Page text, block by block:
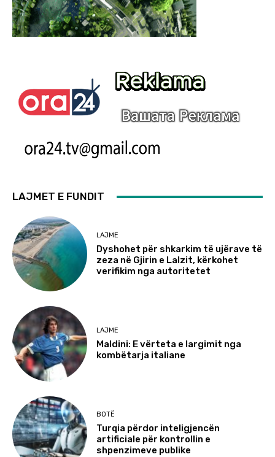
LAJMET E FUNDIT
LAJME
Dyshohet për shkarkim të ujërave të
zeza në Gjirin e Lalzit, kërkohet
verifikim nga autoritetet
LAJME
Maldini: E vërteta e largimit nga
kombëtarja italiane
BOTË
Turqia përdor inteligjencën
artificiale për kontrollin e
shpenzimeve publike